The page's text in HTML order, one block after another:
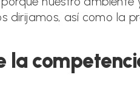
dirijamos, así como la
la